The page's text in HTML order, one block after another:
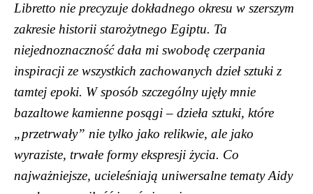
Libretto nie precyzuje dokładnego okresu w szerszym
zakresie historii starożytnego Egiptu. Ta
niejednoznaczność dała mi swobodę czerpania
inspiracji ze wszystkich zachowanych dzieł sztuki z
tamtej epoki. W sposób szczególny ujęły mnie
bazaltowe kamienne posągi – dzieła sztuki, które
„przetrwały” nie tylko jako relikwie, ale jako
wyraziste, trwałe formy ekspresji życia. Co
najważniejsze, ucieleśniają uniwersalne tematy Aidy